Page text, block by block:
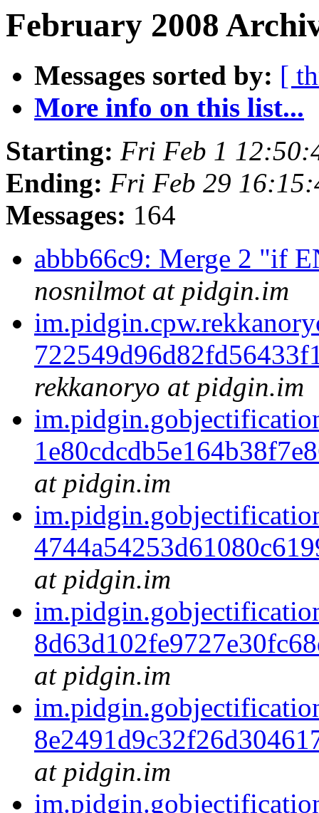
February 2008
Messages sorted by: [
More info on this list...
Starting: Fri Feb 1
Ending: Fri Feb 29
Messages: 164
abbb66c9: Merge 2 "if
nosnilmot at pidgin.im
rekkanoryo at pidgin.im
at pidgin.im
at pidgin.im
at pidgin.im
at pidgin.im